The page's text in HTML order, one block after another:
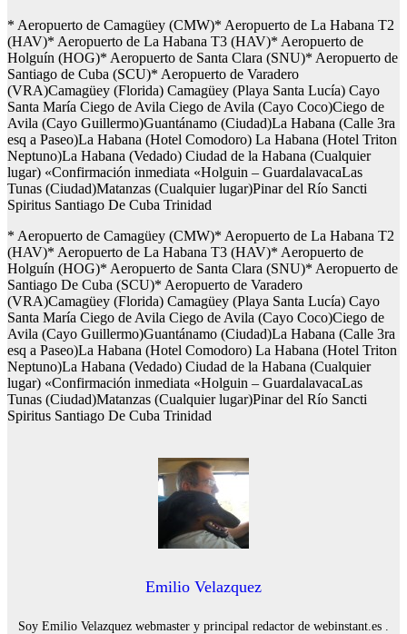
* Aeropuerto de Camagüey (CMW)* Aeropuerto de La Habana T2
(HAV)* Aeropuerto de La Habana T3 (HAV)* Aeropuerto de
Holguín (HOG)* Aeropuerto de Santa Clara (SNU)* Aeropuerto de
Santiago de Cuba (SCU)* Aeropuerto de Varadero
(VRA)Camagüey (Florida) Camagüey (Playa Santa Lucía) Cayo
Santa María Ciego de Avila Ciego de Avila (Cayo Coco)Ciego de
Avila (Cayo Guillermo)Guantánamo (Ciudad)La Habana (Calle 3ra
esq a Paseo)La Habana (Hotel Comodoro) La Habana (Hotel Triton
Neptuno)La Habana (Vedado) Ciudad de la Habana (Cualquier
lugar) «Confirmación inmediata «Holguin – GuardalavacaLas
Tunas (Ciudad)Matanzas (Cualquier lugar)Pinar del Río Sancti
Spiritus Santiago De Cuba Trinidad
* Aeropuerto de Camagüey (CMW)* Aeropuerto de La Habana T2
(HAV)* Aeropuerto de La Habana T3 (HAV)* Aeropuerto de
Holguín (HOG)* Aeropuerto de Santa Clara (SNU)* Aeropuerto de
Santiago De Cuba (SCU)* Aeropuerto de Varadero
(VRA)Camagüey (Florida) Camagüey (Playa Santa Lucía) Cayo
Santa María Ciego de Avila Ciego de Avila (Cayo Coco)Ciego de
Avila (Cayo Guillermo)Guantánamo (Ciudad)La Habana (Calle 3ra
esq a Paseo)La Habana (Hotel Comodoro) La Habana (Hotel Triton
Neptuno)La Habana (Vedado) Ciudad de la Habana (Cualquier
lugar) «Confirmación inmediata «Holguin – GuardalavacaLas
Tunas (Ciudad)Matanzas (Cualquier lugar)Pinar del Río Sancti
Spiritus Santiago De Cuba Trinidad
Emilio Velazquez
Soy Emilio Velazquez webmaster y principal redactor de webinstant.es .